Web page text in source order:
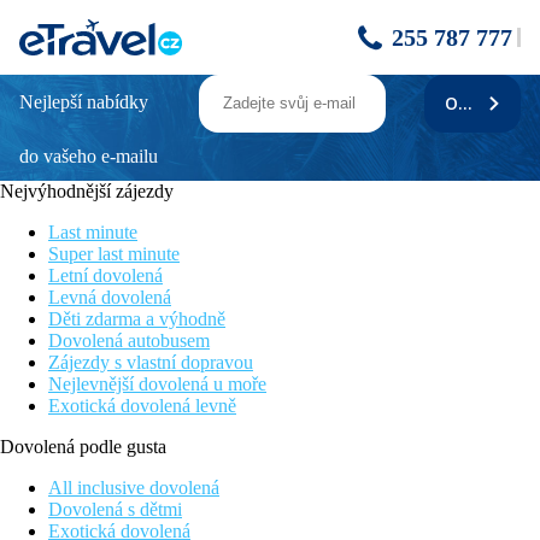
255 787 777
Silver Beach Hotel
Přímo u nádherné písečné pláže
Golfové hřiště cca 20 minut jízdy od hotelu
Příznivá cena
Skvělá volba pro prozkoumání okolí
Poloha
Na východním pobřeží ostrova
v blízkosti vesničky Trou d’Eau Douce. Mezinárodní letiště
Mauricius je vzdáleno 50 km.
Vybavení
Recepce, restaurace, bar,
bazén se sluneční terasou, obchod.
Pokoje
Nejlepší nabídky
do vašeho e-mailu
ODEBÍRAT
Nejvýhodnější zájezdy
Last minute
Super last minute
Letní dovolená
Levná dovolená
Děti zdarma a výhodně
Dovolená autobusem
Zájezdy s vlastní dopravou
Nejlevnější dovolená u moře
Exotická dovolená levně
Dovolená podle gusta
All inclusive dovolená
Dovolená s dětmi
Exotická dovolená